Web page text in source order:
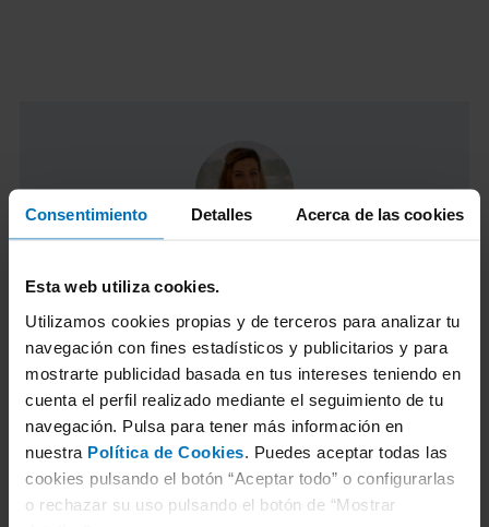
Consentimiento Detalles Acerca de las cookies
Esta web utiliza cookies.
Utilizamos cookies propias y de terceros para analizar tu
navegación con fines estadísticos y publicitarios y para
mostrarte publicidad basada en tus intereses teniendo en
cuenta el perfil realizado mediante el seguimiento de tu
navegación. Pulsa para tener más información en
nuestra Política de Cookies . Puedes aceptar todas las
cookies pulsando el botón “Aceptar todo” o configurarlas
o rechazar su uso pulsando el botón de “Mostrar
Responsable de Comunicación y Marketing
de ITV en TÜV Rheinland
Licenciada en periodismo y especializada
en el ámbito del Marketing Online desde
hace más de 12 años. Actualmente,
responsable de Comunicación y Marketing
de ITV en TÜV Rheinland.